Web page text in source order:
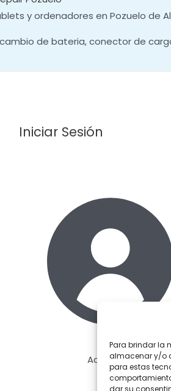
Para brindar la
almacenar y/o
para estas
dar su
y ordenadores en Pozuelo de
de bateria, conector de
Iniciar Sesión
Acceder